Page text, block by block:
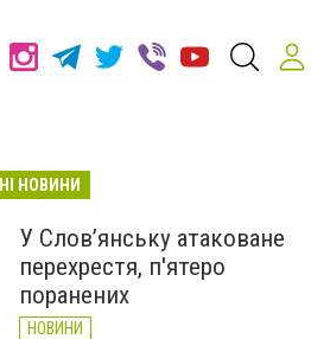
НОВИНИ
У Слов’янську атаковане
перехрестя, п'ятеро
поранених
НОВИНИ